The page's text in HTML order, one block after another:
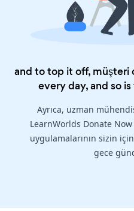
and to top it off,
every day, and so
Ayrıca, uzman
LearnWorlds Donate
uygulamalarının sizin
gece